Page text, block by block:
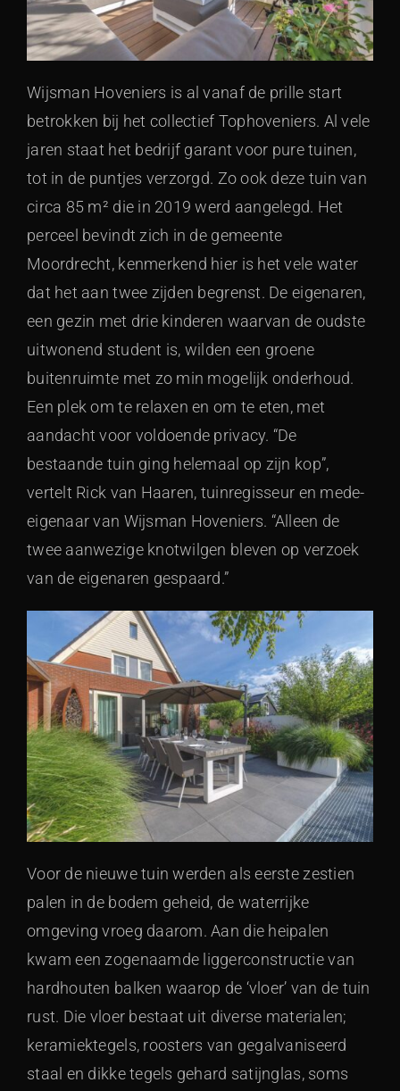
Wijsman Hoveniers is al vanaf de prille start
betrokken bij het collectief Tophoveniers. Al vele
jaren staat het bedrijf garant voor pure tuinen,
tot in de puntjes verzorgd. Zo ook deze tuin van
circa 85 m² die in 2019 werd aangelegd. Het
perceel bevindt zich in de gemeente
Moordrecht, kenmerkend hier is het vele water
dat het aan twee zijden begrenst. De eigenaren,
een gezin met drie kinderen waarvan de oudste
uitwonend student is, wilden een groene
buitenruimte met zo min mogelijk onderhoud.
Een plek om te relaxen en om te eten, met
aandacht voor voldoende privacy. “De
bestaande tuin ging helemaal op zijn kop”,
vertelt Rick van Haaren, tuinregisseur en mede-
eigenaar van Wijsman Hoveniers. “Alleen de
twee aanwezige knotwilgen bleven op verzoek
van de eigenaren gespaard.”
Voor de nieuwe tuin werden als eerste zestien
palen in de bodem geheid, de waterrijke
omgeving vroeg daarom. Aan die heipalen
kwam een zogenaamde liggerconstructie van
hardhouten balken waarop de ‘vloer’ van de tuin
rust. Die vloer bestaat uit diverse materialen;
keramiektegels, roosters van gegalvaniseerd
staal en dikke tegels gehard satijnglas, soms